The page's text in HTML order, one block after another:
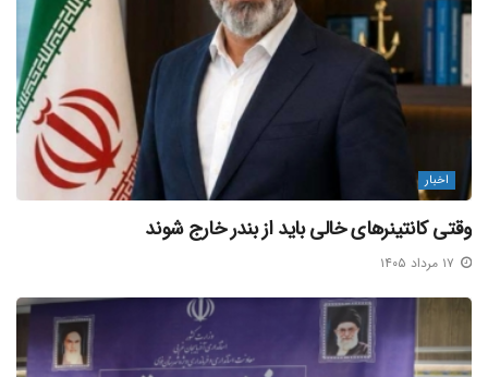
اخبار
وقتی کانتینرهای خالی باید از بندر خارج شوند